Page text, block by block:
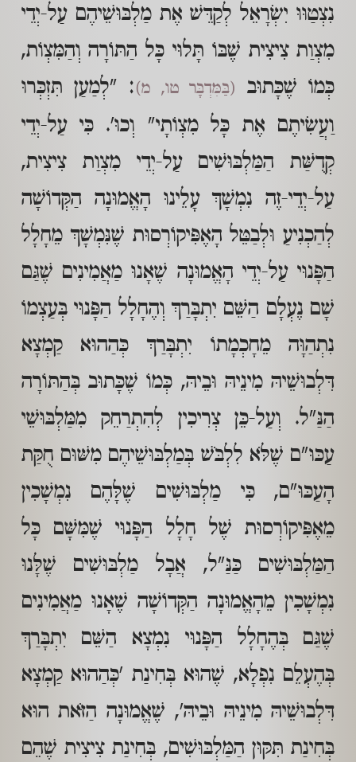
נִצְטַוּוּ יִשְׂרָאֵל לְקַדֵּשׁ אֶת מַלְבּוּשֵׁיהֶם עַל-יְדֵי
מִצְוַת צִיצִית שֶׁבּוֹ תָּלוּי כָּל הַתּוֹרָה וְהַמִּצְוֹת,
כְּמוֹ שֶׁכָּתוּב (בַּמִּדְבָּר טו, מ): "לְמַעַן תִּזְכְּרוּ
וַעֲשִׂיתֶם אֶת כָּל מִצְוֹתָי" וְכוּ'. כִּי עַל-יְדֵי
קְדֻשַּׁת הַמַּלְבּוּשִׁים עַל-יְדֵי מִצְוַת צִיצִית,
עַל-יְדֵי-זֶה נִמְשָׁךְ עָלֵינוּ הָאֱמוּנָה הַקְּדוֹשָׁה
לְהַכְנִיעַ וּלְבַטֵּל הָאֶפִּיקוֹרְסוּת שֶׁנִּמְשָׁךְ מֵחָלָל
הַפָּנוּי עַל-יְדֵי הָאֱמוּנָה שֶׁאָנוּ מַאֲמִינִים שֶׁגַּם
שָׁם נֶעְלָם הַשֵּׁם יִתְבָּרַךְ וְהֶחָלָל הַפָּנוּי בְּעַצְמוֹ
נִתְהַוָּה מֵחָכְמָתוֹ יִתְבָּרַךְ כְּהַהוּא קַמְצָא
דִּלְבוּשֵׁיהּ מִינֵיהּ וּבֵיהּ, כְּמוֹ שֶׁכָּתוּב בְּהַתּוֹרָה
הַנַּ"ל. וְעַל-כֵּן צְרִיכִין לְהִתְרַחֵק מִמַּלְבּוּשֵׁי
עַכּוּ"ם שֶׁלֹּא לִלְבֹּשׁ בְּמַלְבּוּשֵׁיהֶם מִשּׁוּם חֻקַּת
הָעַכּוּ"ם, כִּי מַלְבּוּשִׁים שֶׁלָּהֶם נִמְשָׁכִין
מֵאֶפִּיקוֹרְסוּת שֶׁל חָלָל הַפָּנוּי שֶׁמִּשָּׁם כָּל
הַמַּלְבּוּשִׁים כַּנַּ"ל, אֲבָל מַלְבּוּשִׁים שֶׁלָּנוּ
נִמְשָׁכִין מֵהָאֱמוּנָה הַקְּדוֹשָׁה שֶׁאָנוּ מַאֲמִינִים
שֶׁגַּם בְּהֶחָלָל הַפָּנוּי נִמְצָא הַשֵּׁם יִתְבָּרַךְ
בְּהֶעְלֵם נִפְלָא, שֶׁהוּא בְּחִינַת 'כְּהַהוּא קַמְצָא
דִּלְבוּשֵׁיהּ מִינֵיהּ וּבֵיהּ', שֶׁאֱמוּנָה הַזֹּאת הוּא
בְּחִינַת תִּקּוּן הַמַּלְבּוּשִׁים, בְּחִינַת צִיצִית שֶׁהֵם